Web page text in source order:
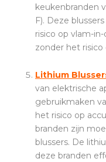
keukenbranden
F). Deze
risico op vlam-
zonder het
Lithium
van elektrische
gebruikmaken
het risico op
branden zijn
blussers. De
deze branden